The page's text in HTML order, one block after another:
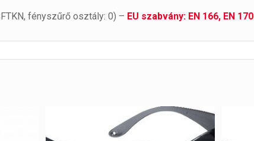
fényszűrő osztály: 0) – EU szabvány: EN 166, EN 170